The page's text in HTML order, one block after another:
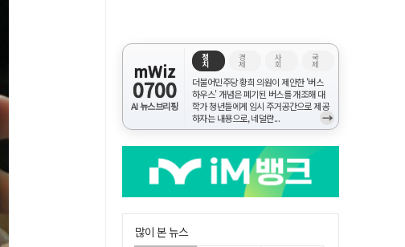
mWiz
0700
AI 뉴스브리핑
정
치
경
제
사
회
국
제
더불어민주당 황희 의원이 제안한 '버스
하우스' 개념은 폐기된 버스를 개조해 대
학가 청년들에게 임시 주거공간으로 제공
하자는 내용으로, 네덜란...
→
많이 본 뉴스